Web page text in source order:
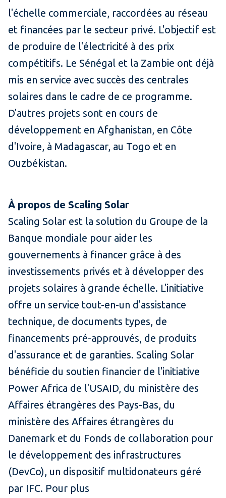
l'échelle commerciale, raccordées au réseau
et financées par le secteur privé. L'objectif est
de produire de l'électricité à des prix
compétitifs. Le Sénégal et la Zambie ont déjà
mis en service avec succès des centrales
solaires dans le cadre de ce programme.
D'autres projets sont en cours de
développement en Afghanistan, en Côte
d'Ivoire, à Madagascar, au Togo et en
Ouzbékistan.
À propos de Scaling Solar
Scaling Solar est la solution du Groupe de la
Banque mondiale pour aider les
gouvernements à financer grâce à des
investissements privés et à développer des
projets solaires à grande échelle. L'initiative
offre un service tout-en-un d'assistance
technique, de documents types, de
financements pré-approuvés, de produits
d'assurance et de garanties. Scaling Solar
bénéficie du soutien financier de l'initiative
Power Africa de l'USAID, du ministère des
Affaires étrangères des Pays-Bas, du
ministère des Affaires étrangères du
Danemark et du Fonds de collaboration pour
le développement des infrastructures
(DevCo), un dispositif multidonateurs géré
par IFC. Pour plus